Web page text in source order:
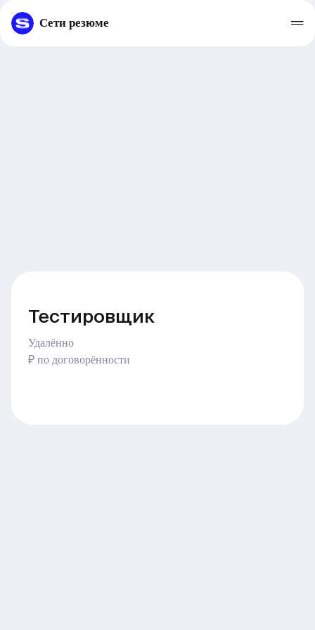
Сети резюме
Тестировщик
Удалённо
₽ по договорённости